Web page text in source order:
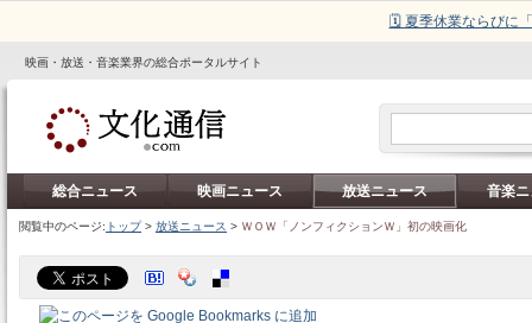
🗓️ 夏季休業ならびに
映画・放送・音楽業界の総合ポータルサイト
総合ニュース 映画ニュース 放送ニュース 音楽
閲覧中のページ: トップ> 放送ニュース > ＷＯＷ「ノンフィクションＷ」初の映画化